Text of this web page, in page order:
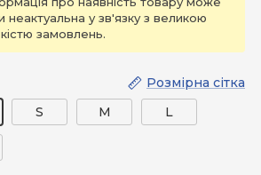
неактуальна у зв'язку з великою
замовлень.
Розмірна сітка
S
M L